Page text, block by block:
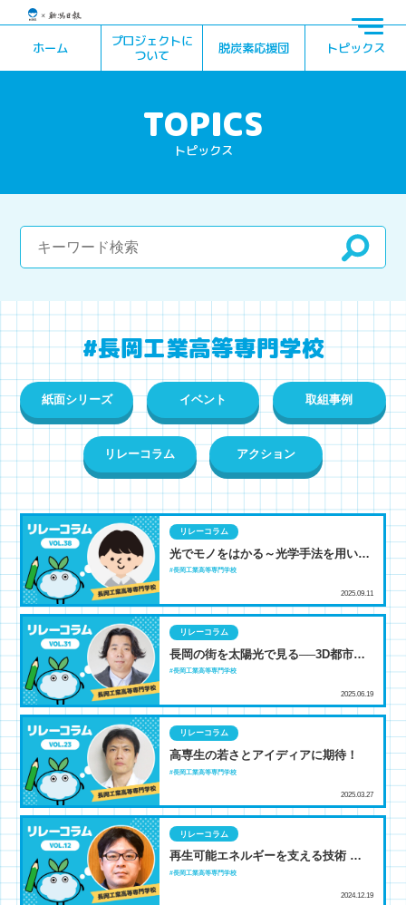
ホーム
プロジェクトに
ついて
脱炭素応援団 トピックス
トピックス
#長岡工業高等専門学校
紙面シリーズ イベント 取組事例
リレーコラム アクション
光でモノをはかる～光学手法を用いた
非破壊品質評価・検査～
リレーコラム
2025.09.11
長岡工業高等専門学校
長岡の街を太陽光で見る──3D都市モ
デルで描くエネルギーの未来
リレーコラム
2025.06.19
長岡工業高等専門学校
高専生の若さとアイディアに期待！
リレーコラム
2025.03.27
長岡工業高等専門学校
再生可能エネルギーを支える技術 ～ア
ンサンブル予報～
リレーコラム
2024.12.19
長岡工業高等専門学校